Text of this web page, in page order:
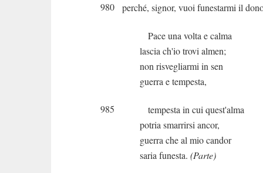
980 perché, signor, vuoi funestarmi il
Pace una volta e calma
lascia ch'io trovi almen;
non risvegliarmi in sen
guerra e tempesta,
985
tempesta in cui quest'alma
potria smarrirsi ancor,
guerra che al mio candor
saria funesta. (Parte)